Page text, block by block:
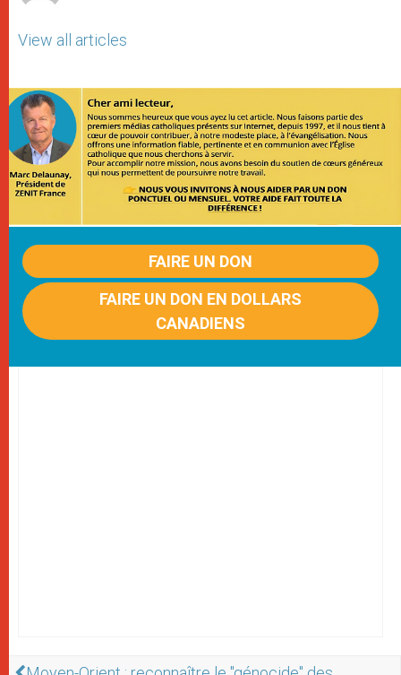
View all articles
FAIRE UN DON
FAIRE UN DON EN DOLLARS
CANADIENS